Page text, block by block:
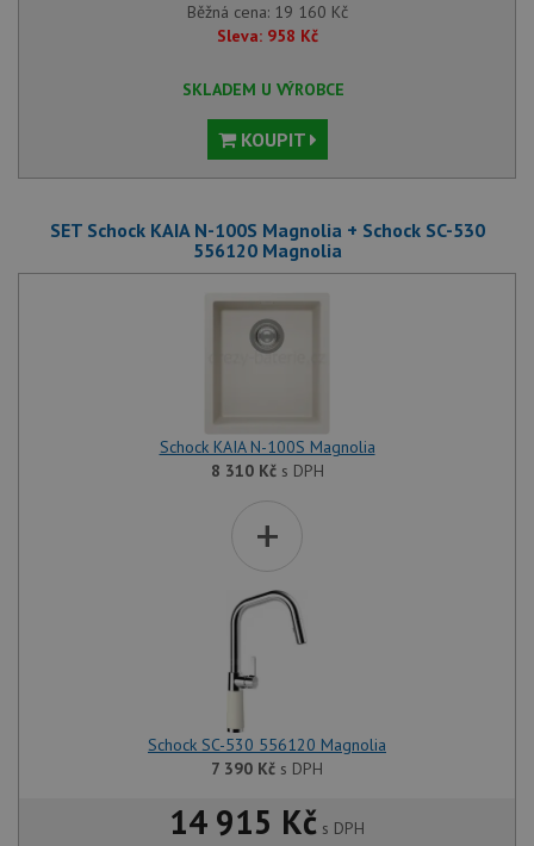
Běžná cena: 19 160 Kč
Sleva: 958 Kč
SKLADEM U VÝROBCE
KOUPIT
SET Schock KAIA N-100S Magnolia + Schock SC-530
556120 Magnolia
Schock KAIA N-100S Magnolia
8 310 Kčs DPH
+
Schock SC-530 556120 Magnolia
7 390 Kč s DPH
14 915 Kč s DPH